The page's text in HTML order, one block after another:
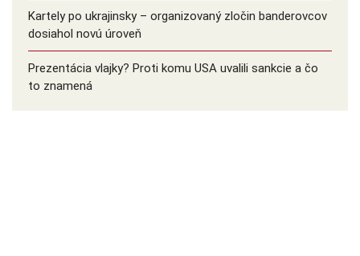
Kartely po ukrajinsky – organizovaný zločin banderovcov
dosiahol novú úroveň
Prezentácia vlajky? Proti komu USA uvalili sankcie a čo
to znamená